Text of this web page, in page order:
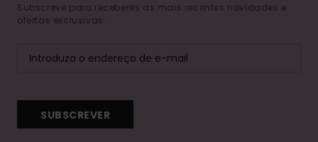
Subscreve para receberes as mais recentes novidades e
ofertas exclusivas.
SUBSCREVER